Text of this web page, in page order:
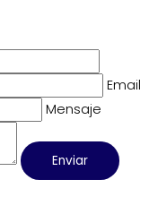
Email
Mensaje